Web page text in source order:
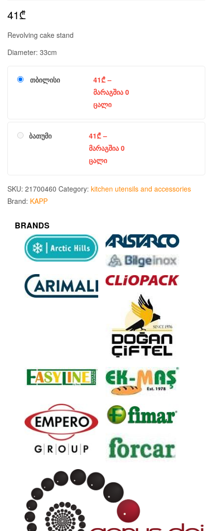
41₾
Revolving cake stand
Diameter: 33cm
თბილისი 41₾–
მარაგშია 0
ცალი
ბათუმი 41₾–
მარაგშია 0
ცალი
SKU: 21700460 Category: kitchen utensils and accessories
Brand: KAPP
BRANDS